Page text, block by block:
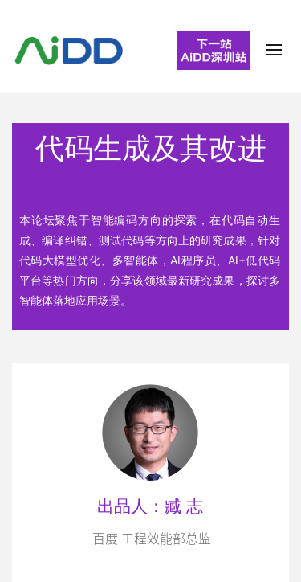
出品人：臧 志
百度 工程效能部总监
代码生成及其改进
本论坛聚焦于智能编码方向的探索，在代码自动生
成、编译纠错、测试代码等方向上的研究成果，针对
代码大模型优化、多智能体，AI程序员、AI+低代码
平台等热门方向，分享该领域最新研究成果，探讨多
智能体落地应用场景。